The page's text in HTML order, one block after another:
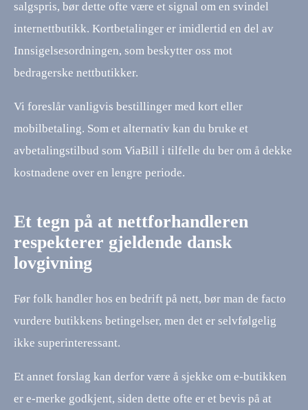
salgspris, bør dette ofte være et signal om en svindel
internettbutikk. Kortbetalinger er imidlertid en del av
Innsigelsesordningen, som beskytter oss mot
bedragerske nettbutikker.
Vi foreslår vanligvis bestillinger med kort eller
mobilbetaling. Som et alternativ kan du bruke et
avbetalingstilbud som ViaBill i tilfelle du ber om å dekke
kostnadene over en lengre periode.
Et tegn på at nettforhandleren
respekterer gjeldende dansk
lovgivning
Før folk handler hos en bedrift på nett, bør man de facto
vurdere butikkens betingelser, men det er selvfølgelig
ikke superinteressant.
Et annet forslag kan derfor være å sjekke om e-butikken
er e-merke godkjent, siden dette ofte er et bevis på at